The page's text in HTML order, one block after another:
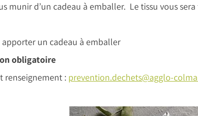
munir d’un cadeau à emballer. Le tissu vous
un cadeau à emballer
obligatoire
: prevention.dechets@agglo-